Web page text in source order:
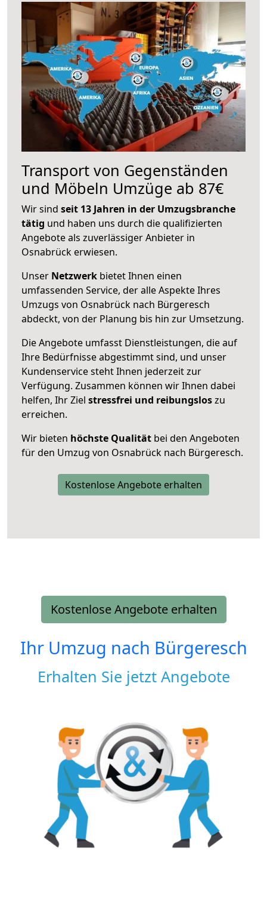
Transport von Gegenständen
und Möbeln Umzüge ab 87€
Wir sind seit 13 Jahren in der Umzugsbranche
tätig und haben uns durch die qualifizierten
Angebote als zuverlässiger Anbieter in
Osnabrück erwiesen.
Unser Netzwerk bietet Ihnen einen
umfassenden Service, der alle Aspekte Ihres
Umzugs von Osnabrück nach Bürgeresch
abdeckt, von der Planung bis hin zur Umsetzung.
Die Angebote umfasst Dienstleistungen, die auf
Ihre Bedürfnisse abgestimmt sind, und unser
Kundenservice steht Ihnen jederzeit zur
Verfügung. Zusammen können wir Ihnen dabei
helfen, Ihr Ziel stressfrei und reibungsloszu
erreichen.
Wir bieten höchste Qualität bei den Angeboten
für den Umzug von Osnabrück nach Bürgeresch.
Kostenlose Angebote erhalten
Kostenlose Angebote erhalten
Ihr Umzug nach Bürgeresch
Erhalten Sie jetzt Angebote